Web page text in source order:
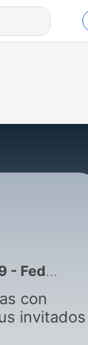
y Arturo Ávila | Jueves 06 de Agosto de 2026
con
invitados